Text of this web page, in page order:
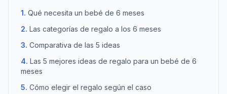
Qué necesita un bebé de 6 meses
Las categorías de regalo a los 6 meses
Comparativa de las 5 ideas
Las 5 mejores ideas de regalo para un bebé de 6
meses
Cómo elegir el regalo según el caso